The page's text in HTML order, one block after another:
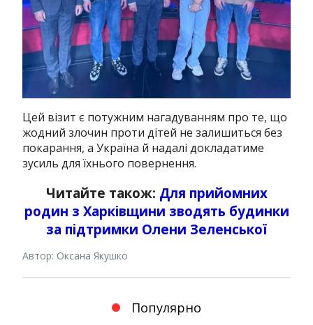
Цей візит є потужним нагадуванням про те, що
жодний злочин проти дітей не залишиться без
покарання, а Україна й надалі докладатиме
зусиль для їхнього повернення.
Читайте також: Для прийомних
родин з Харківщини зводять будинки
за підтримки Олени Зеленської
Автор: Оксана Якушко
Популярно